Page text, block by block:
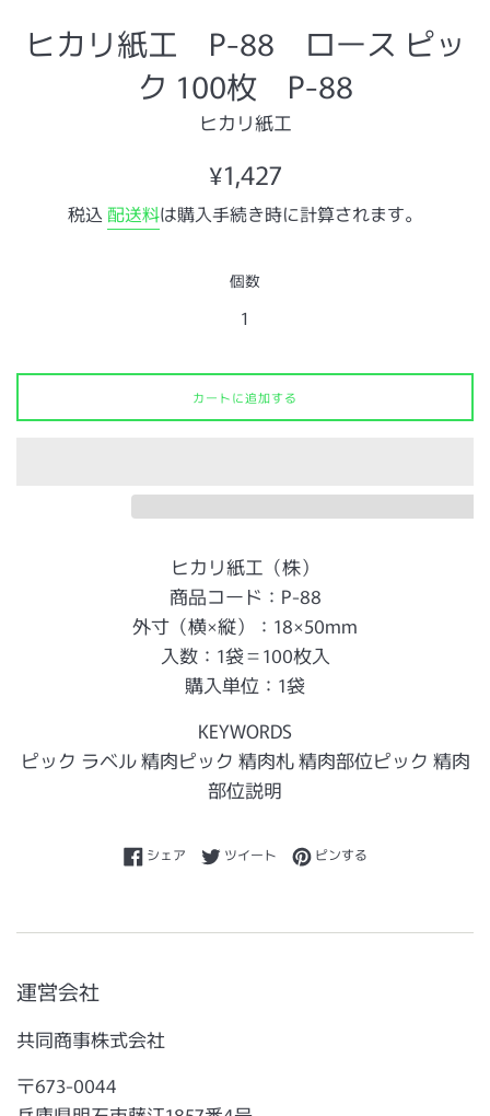
ヒカリ紙工 P-88 ロース ピッ
ク 100枚 P-88
ヒカリ紙工
通
価
¥1,427
税込 配送料は購入手続き時に計算されます。
個数
カートに追加する
ヒカリ紙工（株）
商品コード：P-88
外寸（横×縦）：18×50mm
入数：1袋＝100枚入
購入単位：1袋
KEYWORDS
ピック ラベル 精肉ピック 精肉札 精肉部位ピック 精肉
部位説明
シェアFacebookでシェアする
ツイートTwitterに投稿する
ピンするPinterestでピンする
運営会社
共同商事株式会社
〒673-0044